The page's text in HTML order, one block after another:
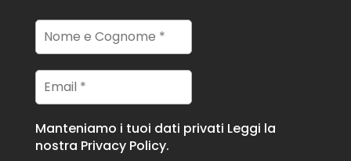
Manteniamo i tuoi dati privati Leggi la
nostra Privacy Policy.